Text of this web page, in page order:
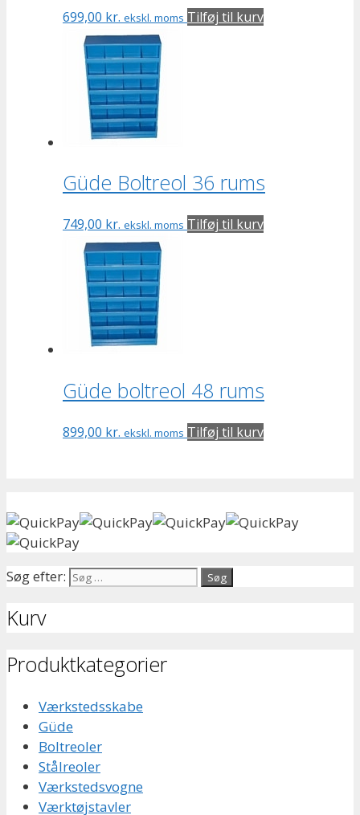
699,00 kr. ekskl. moms Tilføj til kurv
Güde Boltreol 36 rums
749,00 kr. ekskl. moms Tilføj til kurv
Güde boltreol 48 rums
899,00 kr. ekskl. moms Tilføj til kurv
Søg efter:
Kurv
Produktkategorier
Værkstedsskabe
Güde
Boltreoler
Stålreoler
Værkstedsvogne
Værktøjstavler